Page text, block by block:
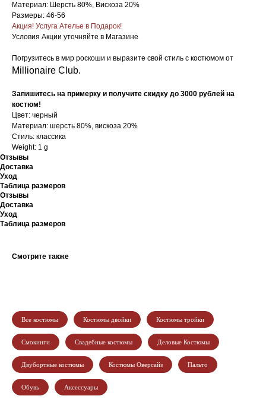
Материал: Шерсть 80%, Вискоза 20%
Размеры: 46-56
Акция! Услуга Ателье в Подарок!
Условия Акции уточняйте в Магазине
Погрузитесь в мир роскоши и выразите свой стиль с костюмом от
Millionaire Сlub.
Запишитесь на примерку и получите скидку до 3000 рублей на
костюм!
Цвет: черный
Материал: шерсть 80%, вискоза 20%
Стиль: классика
Weight: 1 g
Отзывы
Доставка
Уход
Таблица размеров
Отзывы
Доставка
Уход
Таблица размеров
Смотрите также
Все костюмы Костюмы двойки Костюмы тройки
Смокинги Свадебные костюмы Деловые Костюмы
Двубортные костюмы Костюмы Оверсайз Пальто
Обувь Аксессуары